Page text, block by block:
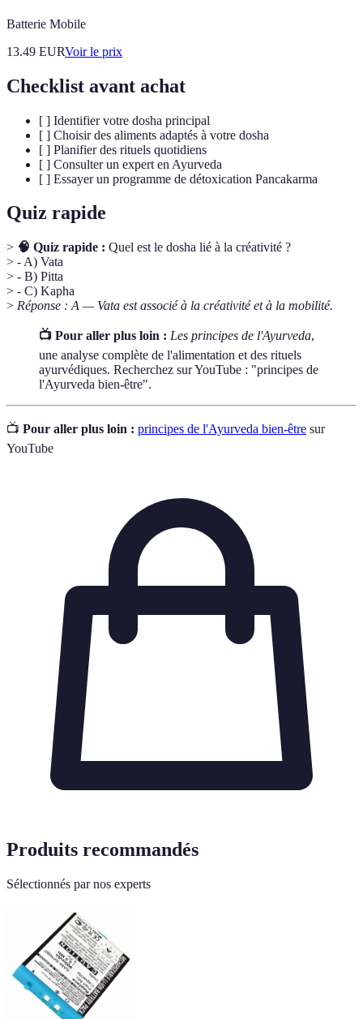
Batterie Mobile
13.49 EURVoir le prix
Checklist avant achat
[ ] Identifier votre dosha principal
[ ] Choisir des aliments adaptés à votre dosha
[ ] Planifier des rituels quotidiens
[ ] Consulter un expert en Ayurveda
[ ] Essayer un programme de détoxication Pancakarma
Quiz rapide
> 🧠 Quiz rapide : Quel est le dosha lié à la créativité ?
> - A) Vata
> - B) Pitta
> - C) Kapha
> Réponse : A — Vata est associé à la créativité et à la mobilité.
📺 Pour aller plus loin : Les principes de l'Ayurveda,
une analyse complète de l'alimentation et des rituels
ayurvédiques. Recherchez sur YouTube : "principes de
l'Ayurveda bien-être".
📺 Pour aller plus loin : principes de l'Ayurveda bien-être sur
YouTube
Produits recommandés
Sélectionnés par nos experts